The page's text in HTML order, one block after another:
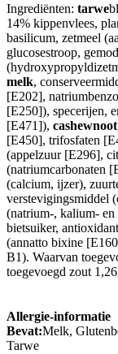
Ingrediënten: tarwe
14% kippenvlees,
basilicum, zetmeel
glucosestroop,
melk,
[E202],
[E250]), specerijen,
[E471]), cashewnoot
[E450], trifosfaten
(appelzuur [E296],
(natriumcarbonaten
(calcium, ijzer),
verstevigingsmiddel
(natrium-, kalium-
bietsuiker,
(annatto bixine
B1). Waarvan
toegevoegd zout
Allergie-informatie
Bevat:Melk,
Tarwe